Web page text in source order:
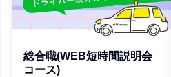
総合職(WEB短時間説明会
コース)